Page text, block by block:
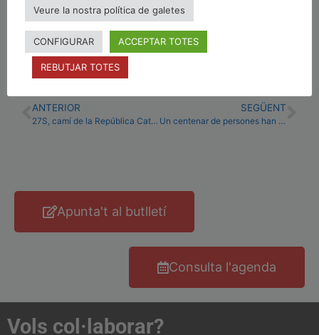
Premsa CUP Lloret
ANTERIOR
27S, camí de la República Catalana
SEGÜENT
Un centenar de persones han donat suport, a Lloret, a Mas, Ortega i Rigau
Apunta't al butlletí
Consulta l'agenda
Vols col·laborar?
Veure la nostra política de galetes
CONFIGURAR ACCEPTAR TOTES
REBUTJAR TOTES